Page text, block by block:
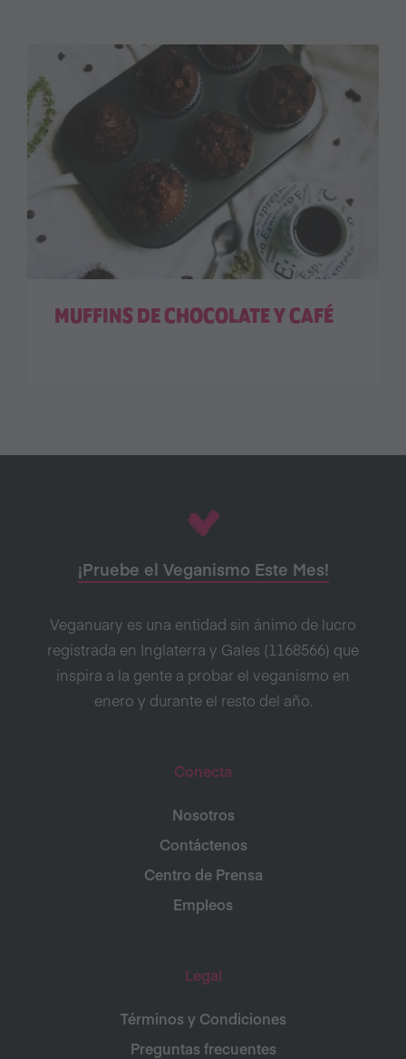
MUFFINS DE CHOCOLATE Y CAFÉ
¡Pruebe el Veganismo Este Mes!
Veganuary es una entidad sin ánimo de lucro
registrada en Inglaterra y Gales (1168566) que
inspira a la gente a probar el veganismo en
enero y durante el resto del año.
Conecta
Nosotros
Contáctenos
Centro de Prensa
Empleos
Legal
Términos y Condiciones
Preguntas frecuentes